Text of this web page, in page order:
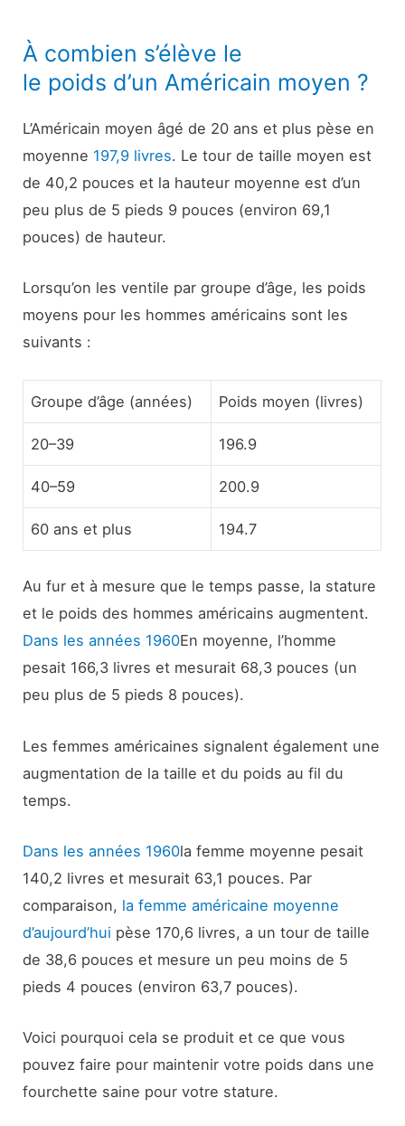
À combien s’élève le
le poids d’un Américain moyen ?
L’Américain moyen âgé de 20 ans et plus pèse en
moyenne 197,9 livres. Le tour de taille moyen est
de 40,2 pouces et la hauteur moyenne est d’un
peu plus de 5 pieds 9 pouces (environ 69,1
pouces) de hauteur.
Lorsqu’on les ventile par groupe d’âge, les poids
moyens pour les hommes américains sont les
suivants :
Groupe d’âge (années) Poids moyen (livres)
20–39 196.9
40–59 200.9
60 ans et plus 194.7
Au fur et à mesure que le temps passe, la stature
et le poids des hommes américains augmentent.
Dans les années 1960En moyenne, l’homme
pesait 166,3 livres et mesurait 68,3 pouces (un
peu plus de 5 pieds 8 pouces).
Les femmes américaines signalent également une
augmentation de la taille et du poids au fil du
temps.
Dans les années 1960la femme moyenne pesait
140,2 livres et mesurait 63,1 pouces. Par
comparaison, la femme américaine moyenne
d’aujourd’hui pèse 170,6 livres, a un tour de taille
de 38,6 pouces et mesure un peu moins de 5
pieds 4 pouces (environ 63,7 pouces).
Voici pourquoi cela se produit et ce que vous
pouvez faire pour maintenir votre poids dans une
fourchette saine pour votre stature.